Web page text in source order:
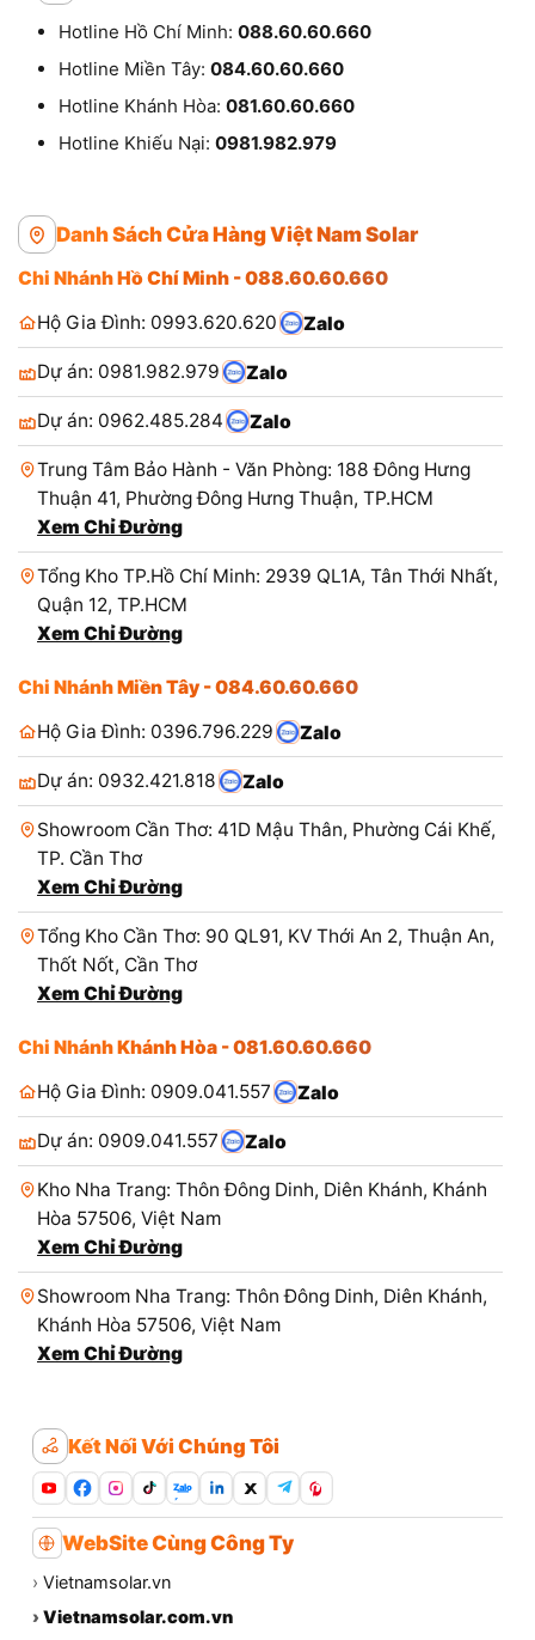
Hotline Hồ Chí Minh: 088.60.60.660
Hotline Miền Tây: 084.60.60.660
Hotline Khánh Hòa: 081.60.60.660
Hotline Khiếu Nại: 0981.982.979
Danh Sách Cửa Hàng Việt Nam Solar
Chi Nhánh Hồ Chí Minh - 088.60.60.660
Hộ Gia Đình: 0993.620.620
Zalo
Dự án: 0981.982.979 Zalo
Dự án: 0962.485.284 Zalo
Trung Tâm Bảo Hành - Văn Phòng: 188 Đông Hưng
Thuận 41, Phường Đông Hưng Thuận, TP.HCM
Xem Chỉ Đường
Tổng Kho TP.Hồ Chí Minh: 2939 QL1A, Tân Thới Nhất,
Quận 12, TP.HCM
Xem Chỉ Đường
Chi Nhánh Miền Tây - 084.60.60.660
Hộ Gia Đình: 0396.796.229
Zalo
Dự án: 0932.421.818 Zalo
Showroom Cần Thơ: 41D Mậu Thân, Phường Cái Khế,
TP. Cần Thơ
Xem Chỉ Đường
Tổng Kho Cần Thơ: 90 QL91, KV Thới An 2, Thuận An,
Thốt Nốt, Cần Thơ
Xem Chỉ Đường
Chi Nhánh Khánh Hòa - 081.60.60.660
Hộ Gia Đình: 0909.041.557
Zalo
Dự án: 0909.041.557 Zalo
Kho Nha Trang: Thôn Đông Dinh, Diên Khánh, Khánh
Hòa 57506, Việt Nam
Xem Chỉ Đường
Showroom Nha Trang: Thôn Đông Dinh, Diên Khánh,
Khánh Hòa 57506, Việt Nam
Xem Chỉ Đường
Kết Nối Với Chúng Tôi
Zalo
WebSite Cùng Công Ty
› Vietnamsolar.vn
› Vietnamsolar.com.vn